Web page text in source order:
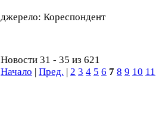
джерело: Кореспондент
Новости 31 - 35 из 621
Начало
Пред. 2 3 4 5 6 7 8 9 10 11